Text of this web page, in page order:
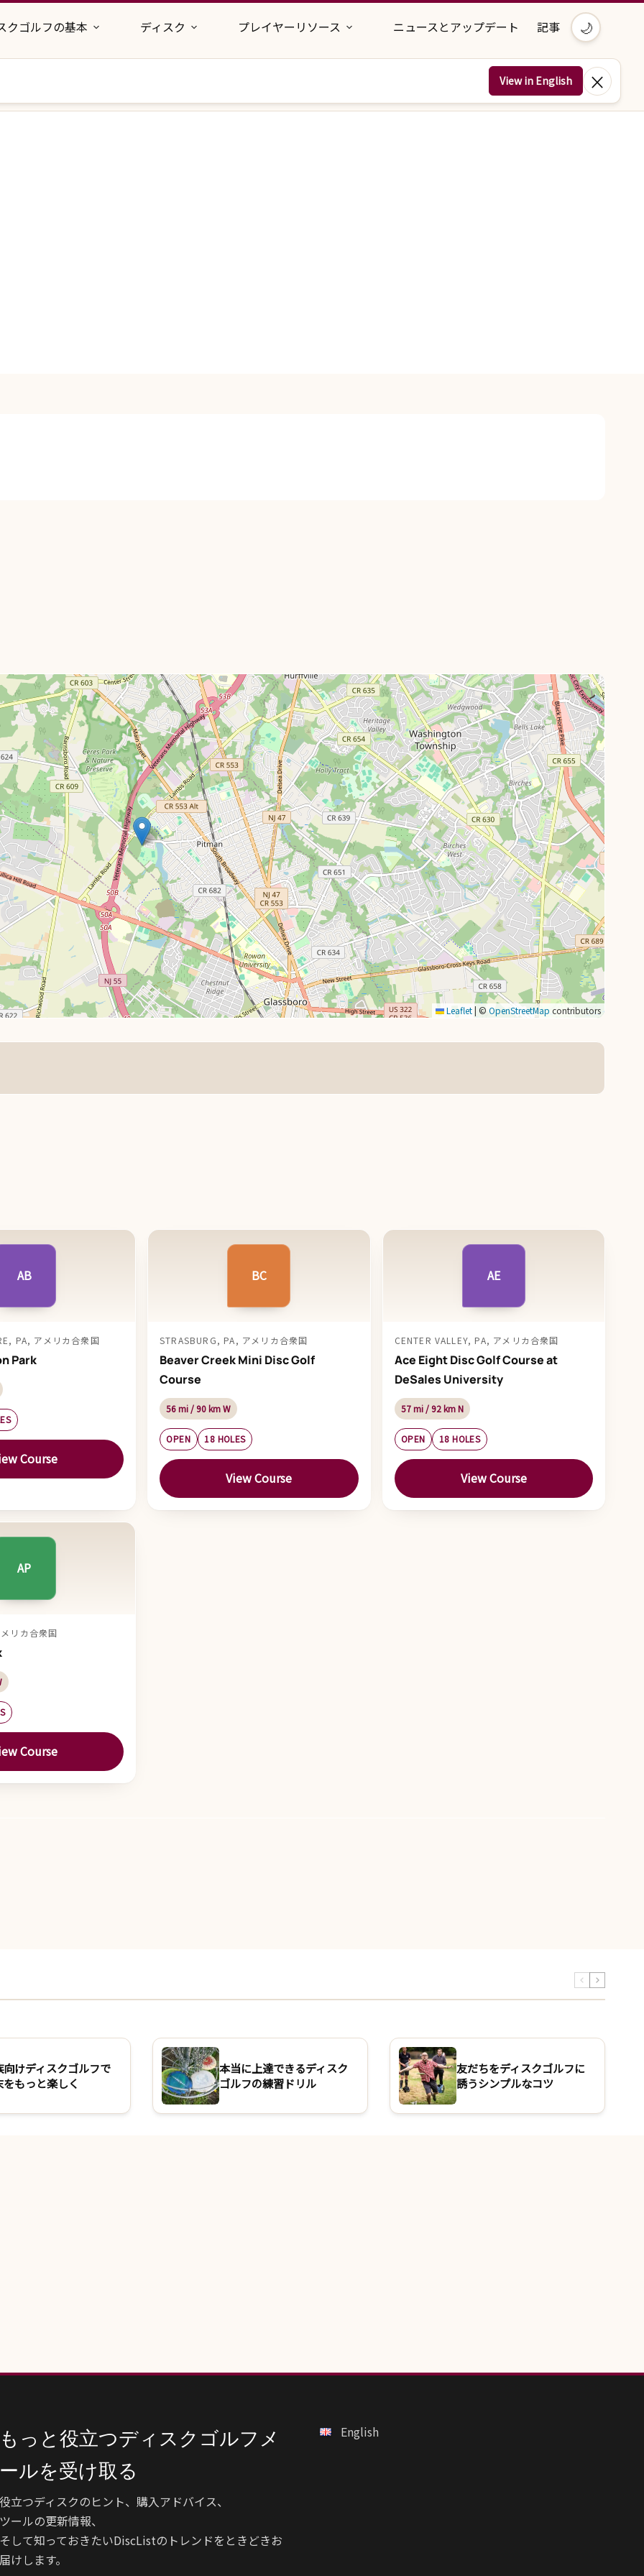
クゴルフの基本 ディスク プレイヤーリソース ニュースとアップデート 記事 🌙
View in English ×
Leaflet © OpenStreetMap contributors
AB
PA, アメリカ合衆国
Park
Course
BC
STRASBURG, PA, アメリカ合衆国
Beaver Creek Mini Disc Golf
Course
56 mi / 90 km W
OPEN 18 HOLES
View Course
AE
CENTER VALLEY, PA, アメリカ合衆国
Ace Eight Disc Golf Course at
DeSales University
57 mi / 92 km N
OPEN 18 HOLES
View Course
AP
リカ合衆国
Course
向けディスクゴルフで
をもっと楽しく
本当に上達できるディスク
ゴルフの練習ドリル
友だちをディスクゴルフに
誘うシンプルなコツ
っと役立つディスクゴルフメ
ルを受け取る
立つディスクのヒント、購入アドバイス、
ールの更新情報、
して知っておきたいDiscListのトレンドをときどきお
けします。
English